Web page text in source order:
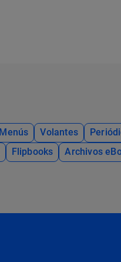
Menús Volantes
Flipbooks Archivos